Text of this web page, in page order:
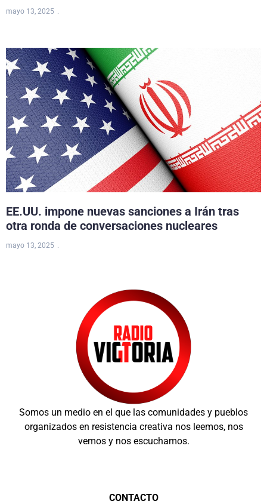
mayo 13, 2025
EE.UU. impone nuevas sanciones a Irán tras
otra ronda de conversaciones nucleares
mayo 13, 2025
Somos un medio en el que las comunidades y pueblos
organizados en resistencia creativa nos leemos, nos
vemos y nos escuchamos.
CONTACTO